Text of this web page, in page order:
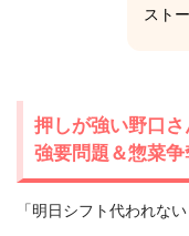
スト
押しが強い野口
強要問題＆惣菜争
「明日シフト代われな